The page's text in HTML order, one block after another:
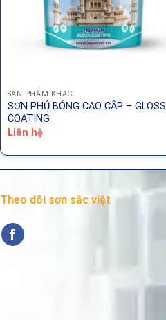
SẢN PHẨM KHÁC
SƠN PHỦ BÓNG CAO CẤP – GLOSS
COATING
Liên hệ
Theo dõi sơn sắc việt